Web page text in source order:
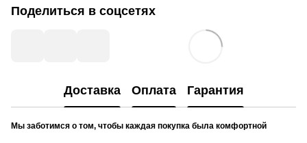
Поделиться в соцсетях
Доставка Оплата Гарантия
Мы заботимся о том, чтобы каждая покупка была комфортной